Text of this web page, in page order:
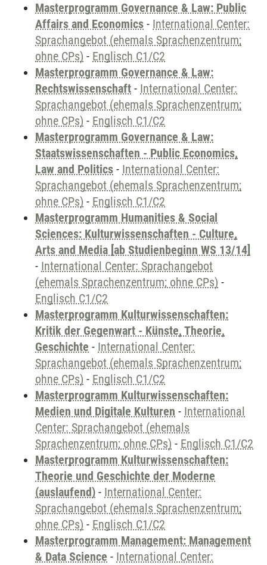
Masterprogramm Governance & Law: Public
Affairs and Economics - International Center:
Sprachangebot (ehemals Sprachenzentrum;
ohne CPs) - Englisch C1/C2
Masterprogramm Governance & Law:
Rechtswissenschaft - International Center:
Sprachangebot (ehemals Sprachenzentrum;
ohne CPs) - Englisch C1/C2
Masterprogramm Governance & Law:
Staatswissenschaften - Public Economics,
Law and Politics - International Center:
Sprachangebot (ehemals Sprachenzentrum;
ohne CPs) - Englisch C1/C2
Masterprogramm Humanities & Social
Sciences: Kulturwissenschaften - Culture,
Arts and Media [ab Studienbeginn WS 13/14]
- International Center: Sprachangebot
(ehemals Sprachenzentrum; ohne CPs) -
Englisch C1/C2
Masterprogramm Kulturwissenschaften:
Kritik der Gegenwart - Künste, Theorie,
Geschichte - International Center:
Sprachangebot (ehemals Sprachenzentrum;
ohne CPs) - Englisch C1/C2
Masterprogramm Kulturwissenschaften:
Medien und Digitale Kulturen - International
Center: Sprachangebot (ehemals
Sprachenzentrum; ohne CPs) - Englisch C1/C2
Masterprogramm Kulturwissenschaften:
Theorie und Geschichte der Moderne
(auslaufend) - International Center:
Sprachangebot (ehemals Sprachenzentrum;
ohne CPs) - Englisch C1/C2
Masterprogramm Management: Management
& Data Science - International Center: